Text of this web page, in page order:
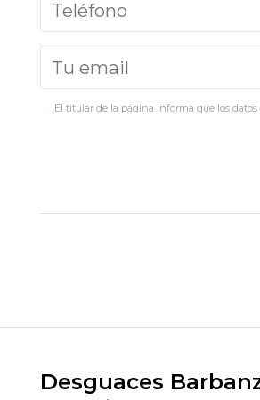
El titular de la página informa que los
Desguaces